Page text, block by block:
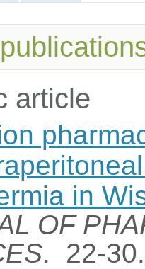
article
in
OF
. 22-